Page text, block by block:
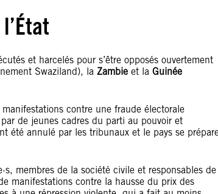
et harcelés pour s’être opposés ouvertement
Swaziland), la Zambie et la Guinée
contre une fraude électorale
de jeunes cadres du parti au pouvoir et
été annulé par les tribunaux et le pays se
membres de la société civile et responsables de
manifestations contre la hausse du prix des